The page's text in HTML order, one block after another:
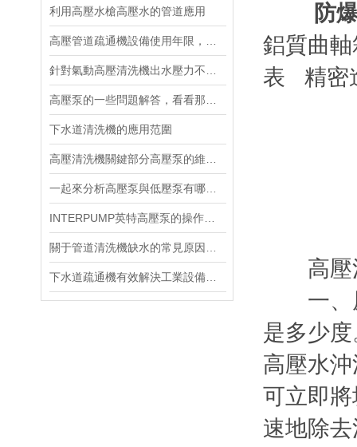
利用高壓水槍高壓水的管道應用
下水道清洗機的應用范圍
防
鋁質曲
表 精密
高壓
一、原
是多少
高壓水
可立即
速地除